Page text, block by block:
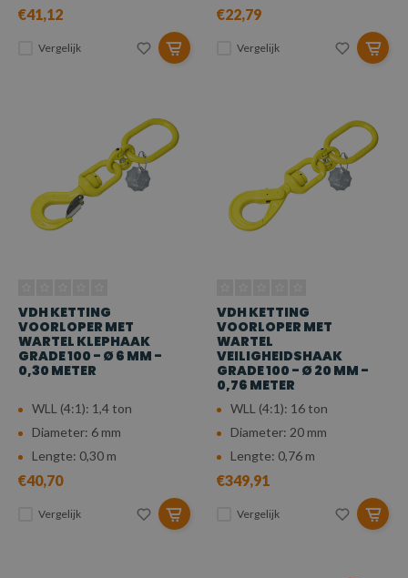
€41,12
Vergelijk
€22,79
Vergelijk
VDH KETTING
VOORLOPER MET
WARTEL KLEPHAAK
GRADE 100 - Ø 6 MM -
0,30 METER
WLL (4:1): 1,4 ton
Diameter: 6 mm
Lengte: 0,30 m
€40,70
Vergelijk
VDH KETTING
VOORLOPER MET
WARTEL
VEILIGHEIDSHAAK
GRADE 100 - Ø 20 MM -
0,76 METER
WLL (4:1): 16 ton
Diameter: 20 mm
Lengte: 0,76 m
€349,91
Vergelijk